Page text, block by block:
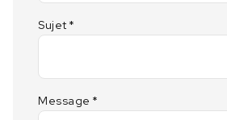
Sujet *
Message *